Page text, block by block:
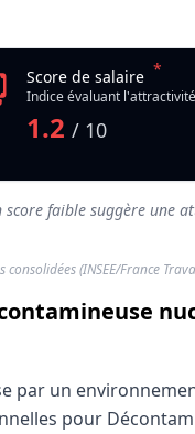
et radiologique
Score de salaire *
Indice évaluant
1.2/ 10
faible suggère une
(INSEE/France
par un
pour